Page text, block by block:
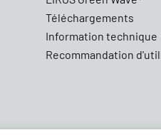
Téléchargements
Information technique
Recommandation